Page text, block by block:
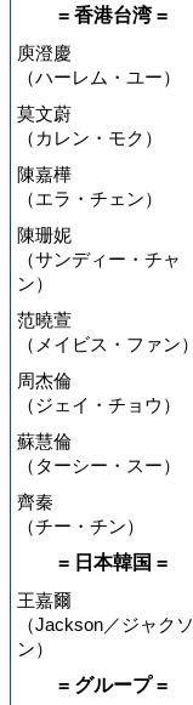
= 香港台湾 =
庾澄慶
（ハーレム・ユー）
莫文蔚
（カレン・モク）
陳嘉樺
（エラ・チェン）
陳珊妮
（サンディー・チャ
ン）
范曉萱
（メイビス・ファン）
周杰倫
（ジェイ・チョウ）
蘇慧倫
（ターシー・スー）
齊秦
（チー・チン）
= 日本韓国 =
王嘉爾
（Jackson／ジャクソ
ン）
= グループ =